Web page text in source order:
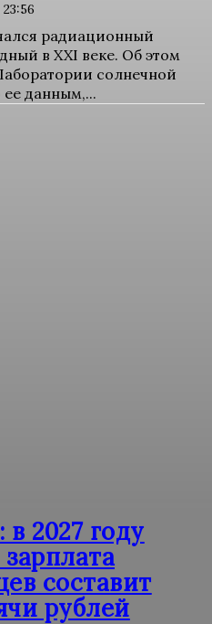
2027 году
составит
рублей
23:56
радиационный
в XXI веке. Об этом
солнечной
данным,...